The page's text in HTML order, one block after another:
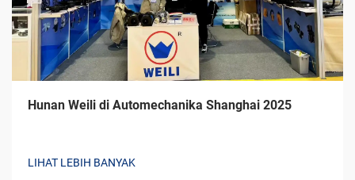
Hunan Weili di Automechanika Shanghai 2025
LIHAT LEBIH BANYAK